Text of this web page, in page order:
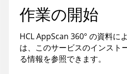
作業の開始
HCL AppScan 360° の資料に
は、このサービスのインスト
る情報を参照できます。